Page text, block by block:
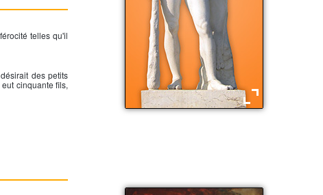
telles qu'il
des petits
cinquante fils,